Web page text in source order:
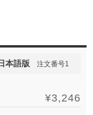
本語版 注文番号1
¥3,246